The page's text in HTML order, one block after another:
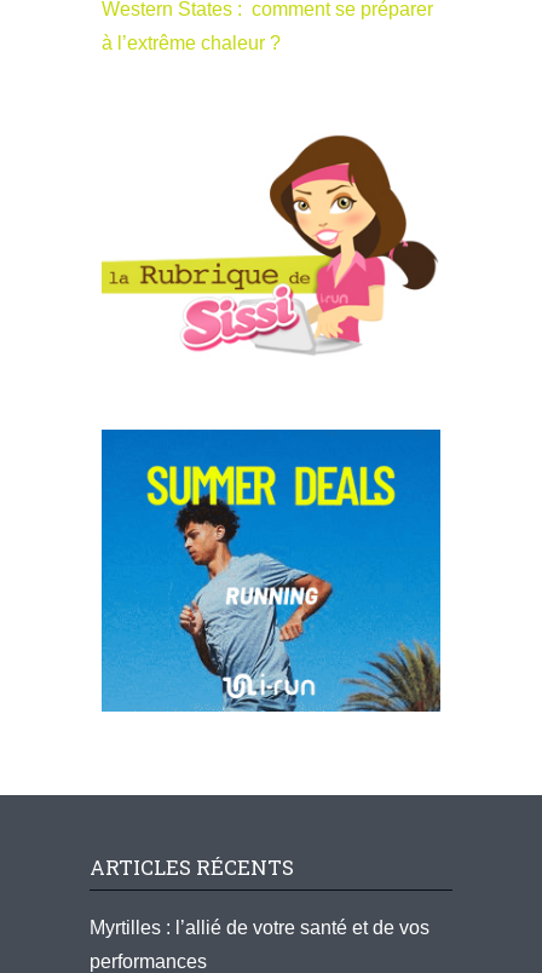
Western States : comment se préparer
à l’extrême chaleur ?
ARTICLES RÉCENTS
Myrtilles : l’allié de votre santé et de vos
performances